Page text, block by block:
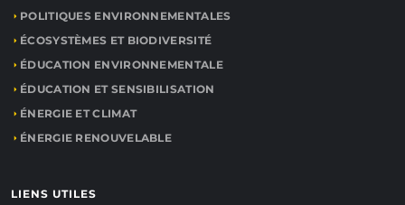
POLITIQUES ENVIRONNEMENTALES
ÉCOSYSTÈMES ET BIODIVERSITÉ
ÉDUCATION ENVIRONNEMENTALE
ÉDUCATION ET SENSIBILISATION
ÉNERGIE ET CLIMAT
ÉNERGIE RENOUVELABLE
LIENS UTILES